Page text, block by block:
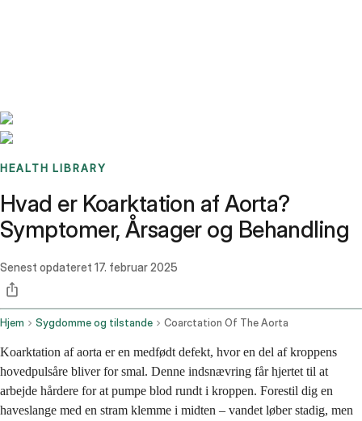
HEALTH LIBRARY
Hvad er Koarktation af Aorta?
Symptomer, Årsager og Behandling
Senest opdateret 17. februar 2025
Hjem Sygdomme og tilstande Coarctation Of The Aorta
Koarktation af aorta er en medfødt defekt, hvor en del af kroppens
hovedpulsåre bliver for smal. Denne indsnævring får hjertet til at
arbejde hårdere for at pumpe blod rundt i kroppen. Forestil dig en
haveslange med en stram klemme i midten – vandet løber stadig, men